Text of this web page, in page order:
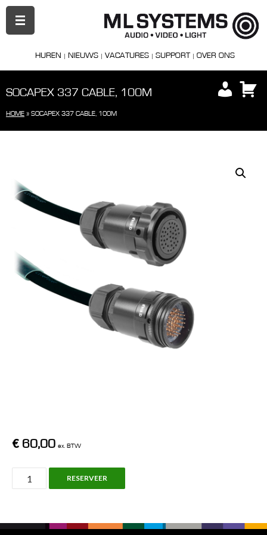
HUREN NIEUWS VACATURES SUPPORT OVER ONS
PRIMAIR
MENU
SOCAPEX 337 CABLE, 100M
HOME » SOCAPEX 337 CABLE, 100M
€ 60,00 ex. BTW
Socapex
337
aantal
RESERVEER